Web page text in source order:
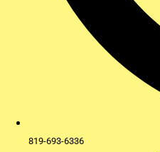
819-693-6336